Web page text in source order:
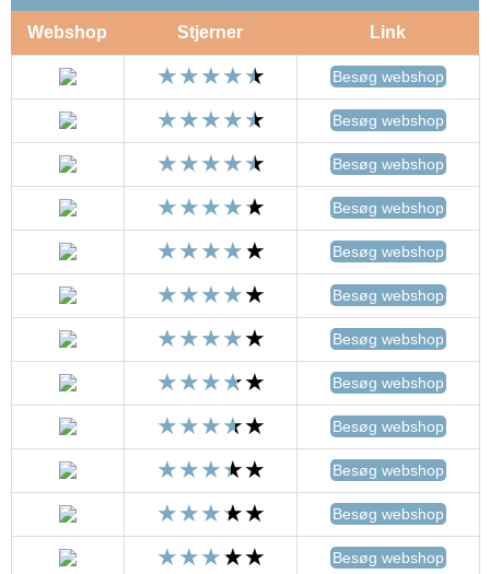
Webshop Stjerner Link
Besøg webshop
Besøg webshop
Besøg webshop
Besøg webshop
Besøg webshop
Besøg webshop
Besøg webshop
Besøg webshop
Besøg webshop
Besøg webshop
Besøg webshop
Besøg webshop